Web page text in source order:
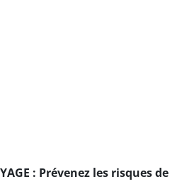
: Prévenez les risques de